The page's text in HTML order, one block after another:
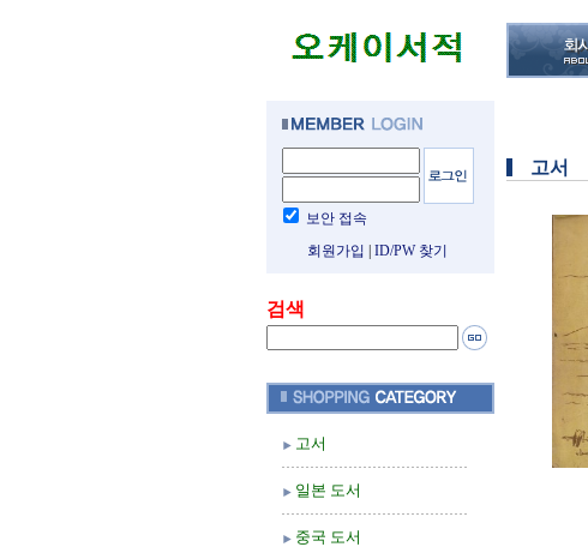
보안 접속
회원가입
ID/PW 찾기
검색
고서
일본 도서
중국 도서
고서